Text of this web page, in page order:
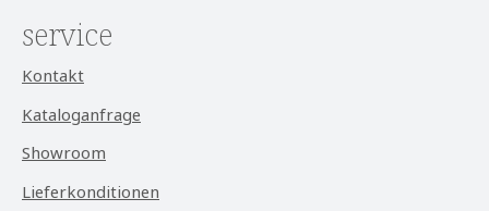
service
Kontakt
Kataloganfrage
Showroom
Lieferkonditionen